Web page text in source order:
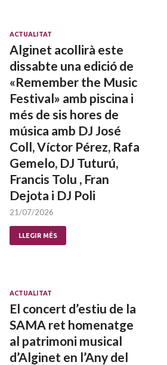
ACTUALITAT
Alginet acollirà este
dissabte una edició de
«Remember the Music
Festival» amb piscina i
més de sis hores de
música amb DJ José
Coll, Víctor Pérez, Rafa
Gemelo, DJ Tuturú,
Francis Tolu , Fran
Dejota i DJ Poli
21/07/2026
LLEGIR MÉS
ACTUALITAT
El concert d’estiu de la
SAMA ret homenatge
al patrimoni musical
d’Alginet en l’Any del